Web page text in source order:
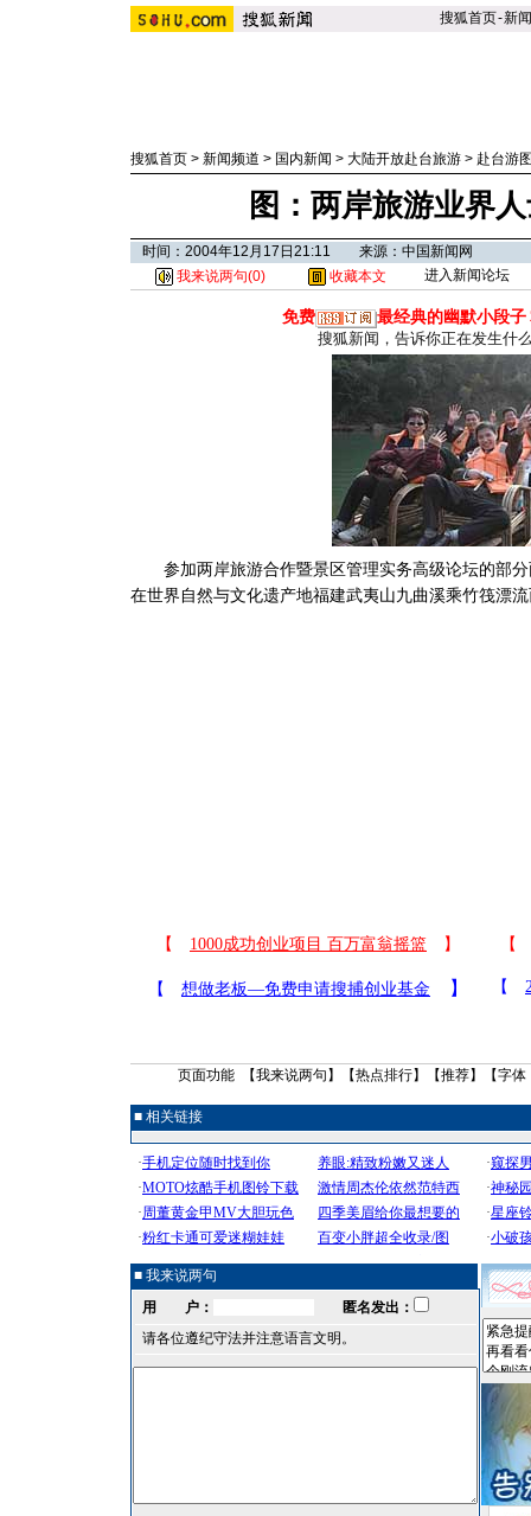
搜狐首页-新闻
搜狐首页 > 新闻频道 > 国内新闻 > 大陆开放赴台旅游 > 赴台游
图：两岸旅游业界
时间：2004年12月17日21:11 来源：中国新闻网
我来说两句(0) 收藏本文 进入新闻论坛
免费 最经典的幽默小段子
搜狐新闻，告诉你正在发生什
参加两岸旅游合作暨景区管理实务高级论坛的部分
在世界自然与文化遗产地福建武夷山九曲溪乘竹筏漂
页面功能 【我来说两句 】【热点排行】【推荐】【字体
■ 相关链接
■ 我来说两句
用 户：
匿名发出：
请各位遵纪守法并注意语言文明。